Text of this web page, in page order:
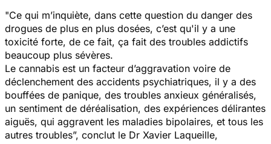
"Ce qui m’inquiète, dans cette question du danger des
drogues de plus en plus dosées, c’est qu'il y a une
toxicité forte, de ce fait, ça fait des troubles addictifs
beaucoup plus sévères.
Le cannabis est un facteur d’aggravation voire de
déclenchement des accidents psychiatriques, il y a des
bouffées de panique, des troubles anxieux généralisés,
un sentiment de déréalisation, des expériences délirantes
aiguës, qui aggravent les maladies bipolaires, et tous les
autres troubles”, conclut le Dr Xavier Laqueille,